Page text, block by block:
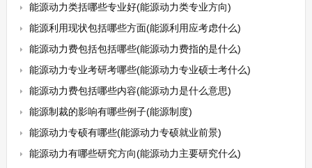
能源动力类括哪些专业好(能源动力类专业方向)
能源利用现状包括哪些方面(能源利用应考虑什么)
能源动力费包括包括哪些(能源动力费指的是什么)
能源动力专业考研考哪些(能源动力专业硕士考什么)
能源动力费包括哪些内容(能源动力是什么意思)
能源制裁的影响有哪些例子(能源制度)
能源动力专硕有哪些(能源动力专硕就业前景)
能源动力有哪些研究方向(能源动力主要研究什么)